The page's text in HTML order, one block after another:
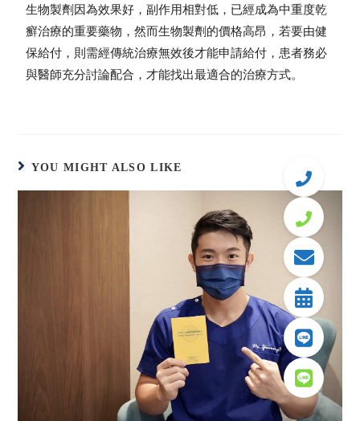
生物製劑因為效果好，副作用相對低，已經成為中重度乾
癬治療的重要藥物，然而生物製劑的價格高昂，若要由健
保給付，則需經傳統治療無效後才能申請給付，患者務必
與醫師充分討論配合，才能找出最適合的治療方式。
YOU MIGHT ALSO LIKE